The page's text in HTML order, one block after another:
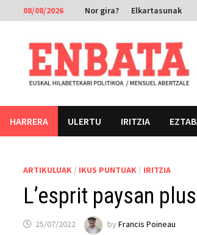
to
content
08/08/2026 Nor gira? Elkartasunak
HARRERA ULERTU IRITZIA
ARTIKULUAK / IKUS PUNTUAK / IRITZIA
L’esprit paysan
25/07/2022 byFrancis Poineau